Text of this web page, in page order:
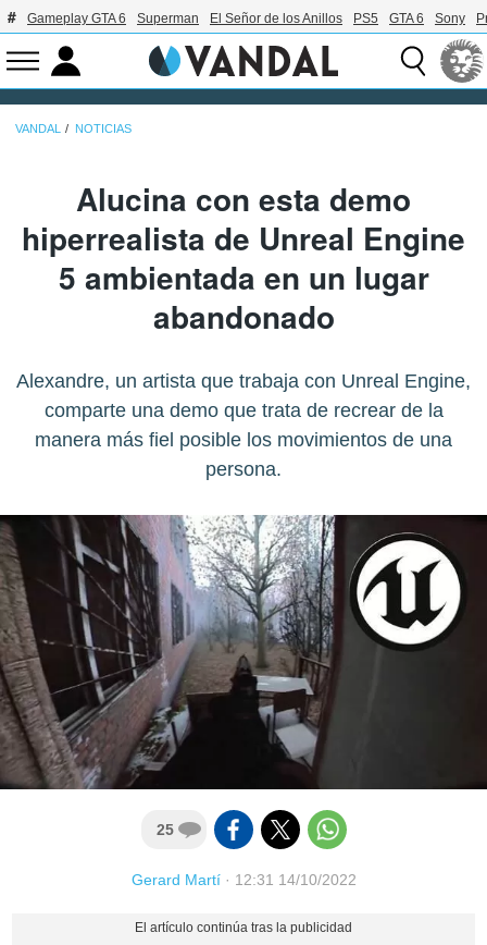
Gameplay GTA 6 Superman El Señor de los Anillos PS5 GTA 6 Sony
VANDAL NOTICIAS
Alucina con esta demo
hiperrealista de Unreal Engine
5 ambientada en un lugar
abandonado
Alexandre, un artista que trabaja con Unreal Engine,
comparte una demo que trata de recrear de la
manera más fiel posible los movimientos de una
persona.
25
Gerard Martí· 12:31 14/10/2022